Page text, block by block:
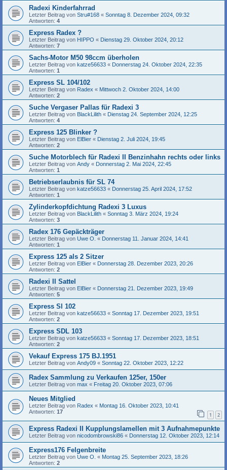
Radexi Kinderfahrrad
Letzter Beitrag von Stru#168 « Sonntag 8. Dezember 2024, 09:32
Antworten: 4
Express Radex ?
Letzter Beitrag von HIPPO « Dienstag 29. Oktober 2024, 20:12
Antworten: 7
Sachs-Motor M50 98ccm überholen
Letzter Beitrag von katze56633 « Donnerstag 24. Oktober 2024, 22:35
Antworten: 1
Express SL 104/102
Letzter Beitrag von Radex « Mittwoch 2. Oktober 2024, 14:00
Antworten: 2
Suche Vergaser Pallas für Radexi 3
Letzter Beitrag von BlackLilith « Dienstag 24. September 2024, 12:25
Antworten: 4
Express 125 Blinker ?
Letzter Beitrag von ElBier « Dienstag 2. Juli 2024, 19:45
Antworten: 2
Suche Motorblech für Radexi II Benzinhahn rechts oder links
Letzter Beitrag von Andy « Donnerstag 2. Mai 2024, 22:45
Antworten: 1
Betriebserlaubnis für SL 74
Letzter Beitrag von katze56633 « Donnerstag 25. April 2024, 17:52
Antworten: 1
Zylinderkopfdichtung Radexi 3 Luxus
Letzter Beitrag von BlackLilith « Sonntag 3. März 2024, 19:24
Antworten: 3
Radex 176 Gepäckträger
Letzter Beitrag von Uwe O. « Donnerstag 11. Januar 2024, 14:41
Antworten: 1
Express 125 als 2 Sitzer
Letzter Beitrag von ElBier « Donnerstag 28. Dezember 2023, 20:26
Antworten: 2
Radexi II Sattel
Letzter Beitrag von ElBier « Donnerstag 21. Dezember 2023, 19:49
Antworten: 5
Express Sl 102
Letzter Beitrag von katze56633 « Sonntag 17. Dezember 2023, 19:51
Antworten: 2
Express SDL 103
Letzter Beitrag von katze56633 « Sonntag 17. Dezember 2023, 18:51
Antworten: 2
Vekauf Express 175 BJ.1951
Letzter Beitrag von Andy09 « Sonntag 22. Oktober 2023, 12:22
Radex Sammlung zu Verkaufen 125er, 150er
Letzter Beitrag von max « Freitag 20. Oktober 2023, 07:06
Neues Mitglied
Letzter Beitrag von Radex « Montag 16. Oktober 2023, 10:41
Antworten: 17 1 2
Express Radexi II Kupplungslamellen mit 3 Aufnahmepunkte
Letzter Beitrag von nicodombrowski86 « Donnerstag 12. Oktober 2023, 12:14
Express176 Felgenbreite
Letzter Beitrag von Uwe O. « Montag 25. September 2023, 18:26
Antworten: 2